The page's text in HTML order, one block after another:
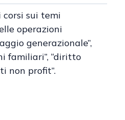
corsi sui temi
operazioni
generazionale”,
familiari”, “diritto
non profit”.